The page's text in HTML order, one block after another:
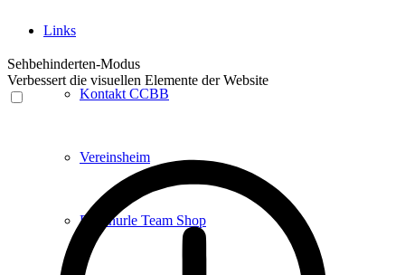
Links
Kontakt CCBB
Vereinsheim
Boschurle Team Shop
Sehbehinderten-Modus
Verbessert die visuellen Elemente der Website